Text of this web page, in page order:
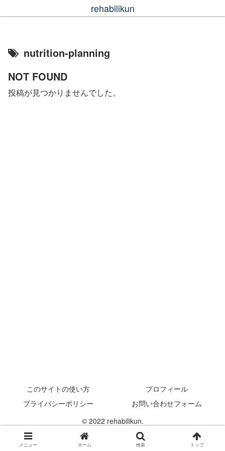
rehabilikun
nutrition-planning
NOT FOUND
投稿が見つかりませんでした。
このサイトの使い方
プロフィール
プライバシーポリシー
お問い合わせフォーム
© 2022 rehabilikun.
メニュー ホーム 検索 トップ